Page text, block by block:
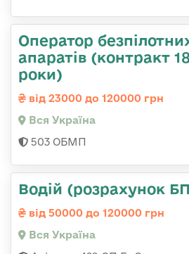
Оператор
апаратів (контракт
роки)
від 23000 до 120000 грн
Вся Україна
503 ОБМП
Водій (розрахунок
від 50000 до 120000 грн
Вся Україна